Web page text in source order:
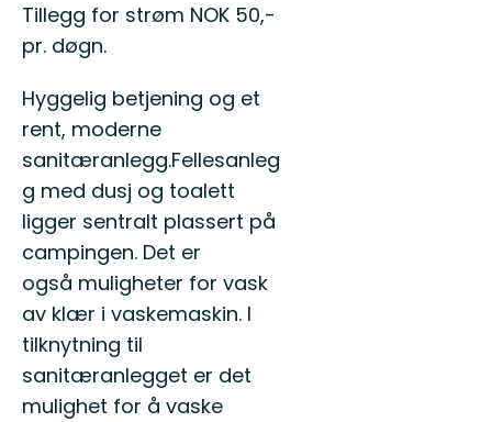
Tillegg for strøm NOK 50,-
pr. døgn.
Hyggelig betjening og et
rent, moderne
sanitæranlegg.Fellesanleg
g med dusj og toalett
ligger sentralt plassert på
campingen. Det er
også muligheter for vask
av klær i vaskemaskin. I
tilknytning til
sanitæranlegget er det
mulighet for å vaske